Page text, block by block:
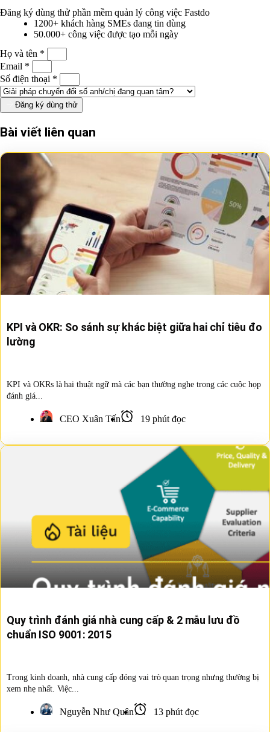
Đăng ký dùng thử phần mềm quản lý công việc Fastdo
1200+ khách hàng SMEs đang tin dùng
50.000+ công việc được tạo mỗi ngày
Họ và tên *
Email *
Số điện thoại *
Đăng ký dùng thử
Bài viết liên quan
KPI và OKR: So sánh sự khác biệt giữa hai chỉ tiêu đo
lường
KPI và OKRs là hai thuật ngữ mà các bạn thường nghe trong các cuộc họp
đánh giá...
CEO Xuân Tấn 19 phút đọc
Quy trình đánh giá nhà cung cấp & 2 mẫu lưu đồ
chuẩn ISO 9001: 2015
Trong kinh doanh, nhà cung cấp đóng vai trò quan trọng nhưng thường bị
xem nhẹ nhất. Việc...
Nguyễn Như Quân 13 phút đọc